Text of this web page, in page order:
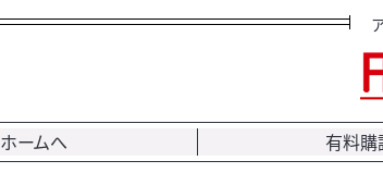
ホームへ 有料購